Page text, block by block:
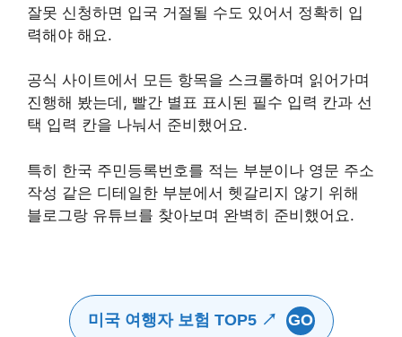
잘못 신청하면 입국 거절될 수도 있어서 정확히 입
력해야 해요.
공식 사이트에서 모든 항목을 스크롤하며 읽어가며
진행해 봤는데, 빨간 별표 표시된 필수 입력 칸과 선
택 입력 칸을 나눠서 준비했어요.
특히 한국 주민등록번호를 적는 부분이나 영문 주소
작성 같은 디테일한 부분에서 헷갈리지 않기 위해
블로그랑 유튜브를 찾아보며 완벽히 준비했어요.
미국 여행자 보험 TOP5 ↗ GO